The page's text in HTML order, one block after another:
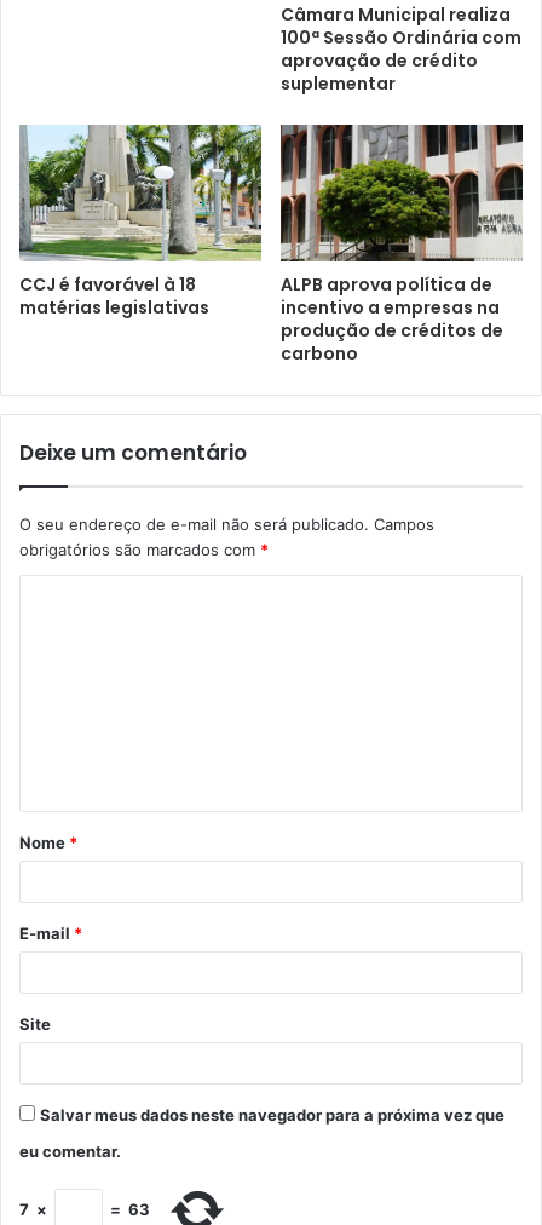
Câmara Municipal realiza
100ª Sessão Ordinária com
aprovação de crédito
suplementar
CCJ é favorável à 18
matérias legislativas
ALPB aprova política de
incentivo a empresas na
produção de créditos de
carbono
Deixe um comentário
O seu endereço de e-mail não será publicado. Campos
obrigatórios são marcados com *
Nome *
E-mail *
Site
Salvar meus dados neste navegador para a próxima vez que
eu comentar.
7 × = 63